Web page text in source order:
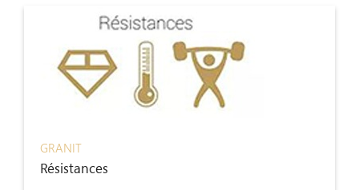
GRANIT
Résistances